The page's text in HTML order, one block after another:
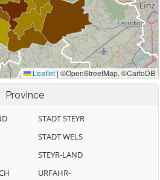
Province
STADT STEYR
STADT WELS
STEYR-LAND
URFAHR-